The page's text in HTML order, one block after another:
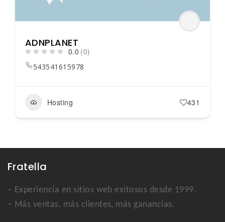
ADNPLANET
0.0 (0)
543541615978
Hosting 431
Fratella
– Experiencia en sitios web exitosos desde 1999.
– Más ventas, más clientes, más ganancias.